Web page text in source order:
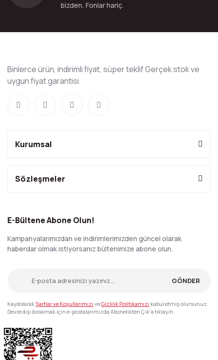
bizden, Fonlar hariç.
Binlerce ürün, indirimli fiyat, süper teklif Gerçek stok ve
uygun fiyat garantisi.
Kurumsal
Sözleşmeler
E-Bültene Abone Olun!
Kampanyalarımızdan ve indirimlerimizden güncel olarak
haberdar olmak istiyorsanız bültenimize abone olun.
GÖNDER
KaydolarakŞartlar ve Koşullarımızı veGizlilik Politikamızı kabul etmiş olursunuz.
Devre dışı bırakmak için e-postalarımızda Abonelikten Çık'a tıklayın.